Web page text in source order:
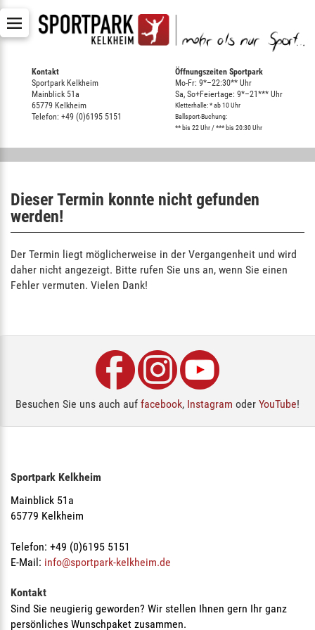
Kontakt
Sportpark Kelkheim
Mainblick 51a
65779 Kelkheim
Telefon: +49 (0)6195 5151
Öffnungszeiten Sportpark
Mo-Fr: 9*–22:30** Uhr
Sa, So+Feiertage: 9*–21*** Uhr
Kletterhalle: * ab 10 Uhr
Ballsport-Buchung:
** bis 22 Uhr / *** bis 20:30 Uhr
Dieser Termin konnte nicht gefunden
werden!
Der Termin liegt möglicherweise in der Vergangenheit und wird
daher nicht angezeigt. Bitte rufen Sie uns an, wenn Sie einen
Fehler vermuten. Vielen Dank!
Besuchen Sie uns auch auf facebook, Instagram oder YouTube!
Sportpark Kelkheim
Mainblick 51a
65779 Kelkheim
Telefon: +49 (0)6195 5151
E-Mail: info@sportpark-kelkheim.de
Kontakt
Sind Sie neugierig geworden? Wir stellen Ihnen gern Ihr ganz
persönliches Wunschpaket zusammen.